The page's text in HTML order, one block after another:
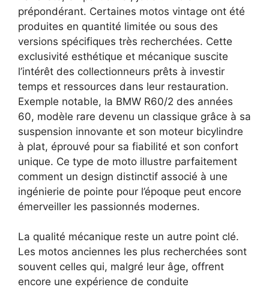
prépondérant. Certaines motos vintage ont été
produites en quantité limitée ou sous des
versions spécifiques très recherchées. Cette
exclusivité esthétique et mécanique suscite
l’intérêt des collectionneurs prêts à investir
temps et ressources dans leur restauration.
Exemple notable, la BMW R60/2 des années
60, modèle rare devenu un classique grâce à sa
suspension innovante et son moteur bicylindre
à plat, éprouvé pour sa fiabilité et son confort
unique. Ce type de moto illustre parfaitement
comment un design distinctif associé à une
ingénierie de pointe pour l’époque peut encore
émerveiller les passionnés modernes.
La qualité mécanique reste un autre point clé.
Les motos anciennes les plus recherchées sont
souvent celles qui, malgré leur âge, offrent
encore une expérience de conduite